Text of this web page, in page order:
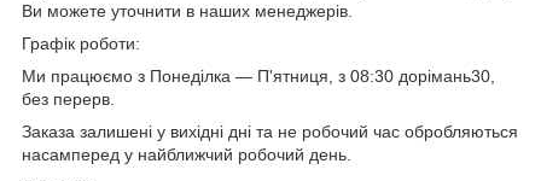
Ви можете уточнити в наших менеджерів.
Графік роботи:
Ми працюємо з Понеділка — П'ятниця, з 08:30 дорімань30,
без перерв.
Заказа залишені у вихідні дні та не робочий час обробляються
насамперед у найближчий робочий день.